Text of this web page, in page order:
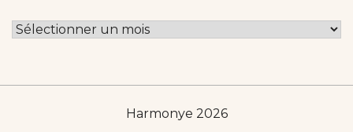
Archives
Harmonye 2026